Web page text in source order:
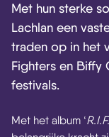
Met hun sterke
Lachlan een
traden op in het
Fighters en
festivals.
Met het album ‘